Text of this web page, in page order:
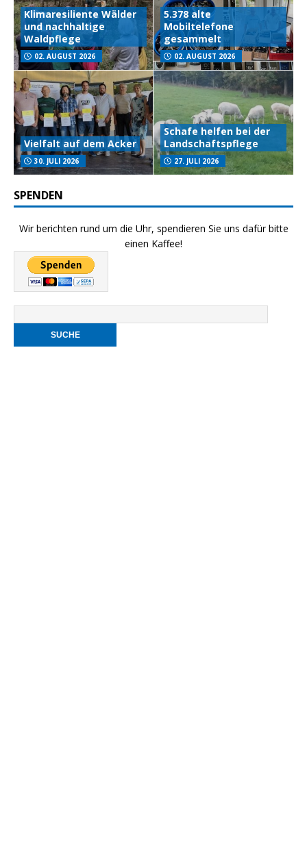
Klimaresiliente Wälder
und nachhaltige
Waldpflege
02. AUGUST 2026
5.378 alte
Mobiltelefone
gesammelt
02. AUGUST 2026
Vielfalt auf dem Acker
30. JULI 2026
Schafe helfen bei der
Landschaftspflege
27. JULI 2026
SPENDEN
Wir berichten rund um die Uhr, spendieren Sie uns dafür bitte
einen Kaffee!